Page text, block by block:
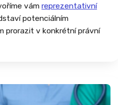
vám reprezentativní
potenciálním
prorazit v konkrétní právní